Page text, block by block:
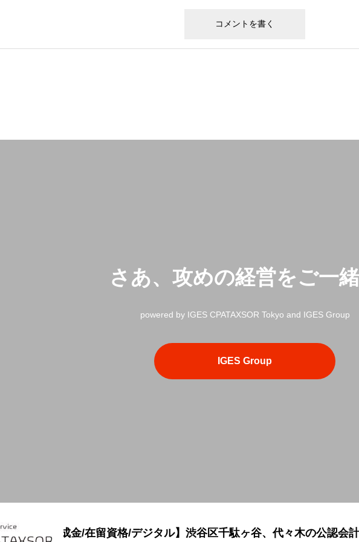
さあ、攻めの経営をご一
powered by IGES CPATAXSOR Tokyo and IGES Group
IGES Group
【補助金･助成金/在留資格/デジタル】渋谷区千駄ヶ谷、代々木の公認会